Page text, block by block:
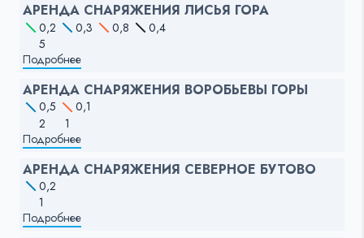
АРЕНДА СНАРЯЖЕНИЯ ЛИСЬЯ ГОРА
0,2 0,3 0,8
0,4
5
Подробнее
АРЕНДА СНАРЯЖЕНИЯ ВОРОБЬЕВЫ ГОРЫ
0,5
0,1
2
1
Подробнее
АРЕНДА СНАРЯЖЕНИЯ СЕВЕРНОЕ БУТОВО
0,2
1
Подробнее